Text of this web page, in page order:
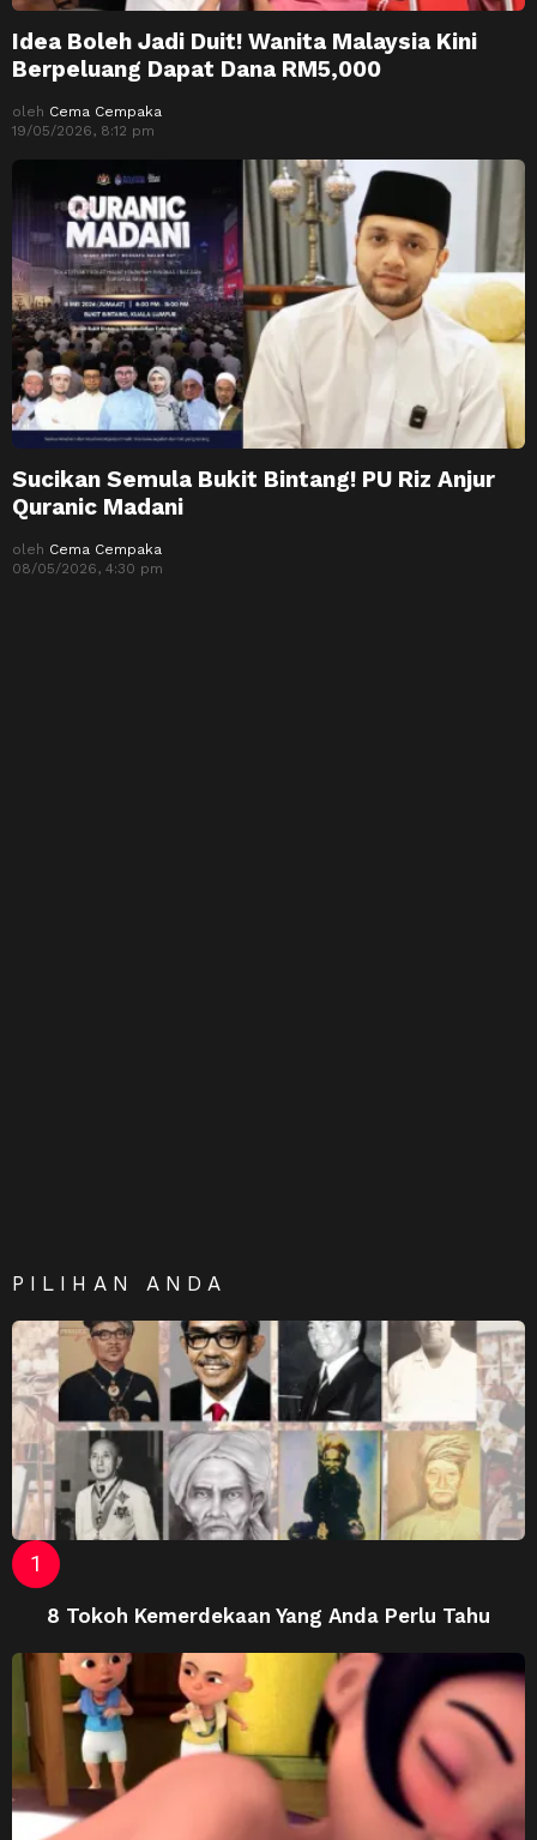
Idea Boleh Jadi Duit! Wanita Malaysia Kini
Berpeluang Dapat Dana RM5,000
oleh Cema Cempaka
19/05/2026, 8:12 pm
Sucikan Semula Bukit Bintang! PU Riz Anjur
Quranic Madani
oleh Cema Cempaka
08/05/2026, 4:30 pm
PILIHAN ANDA
8 Tokoh Kemerdekaan Yang Anda Perlu Tahu